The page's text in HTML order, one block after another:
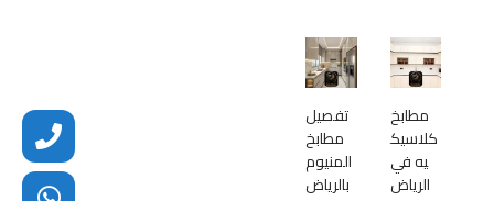
مطابخ
كلاسيك
يه في
الرياض
تفصيل
مطابخ
المنيوم
بالرياض